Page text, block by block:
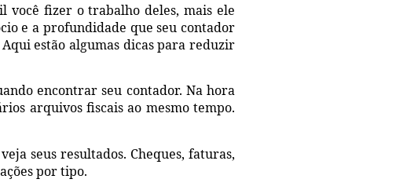
você fizer o trabalho deles, mais ele
e a profundidade que seu contador
estão algumas dicas para reduzir
encontrar seu contador. Na hora
arquivos fiscais ao mesmo tempo.
seus resultados. Cheques, faturas,
por tipo.